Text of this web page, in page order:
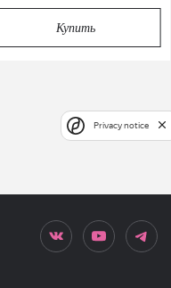
Купить
Privacy notice